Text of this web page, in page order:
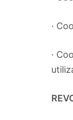
·
·